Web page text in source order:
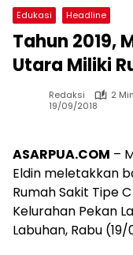
Edukasi Headline
Tahun 2019,
Utara Miliki
Redaksi
2
19/09/2018
ASARPUA.COM –
Eldin meletakkan
Rumah Sakit Tipe
Kelurahan Pekan
Labuhan, Rabu